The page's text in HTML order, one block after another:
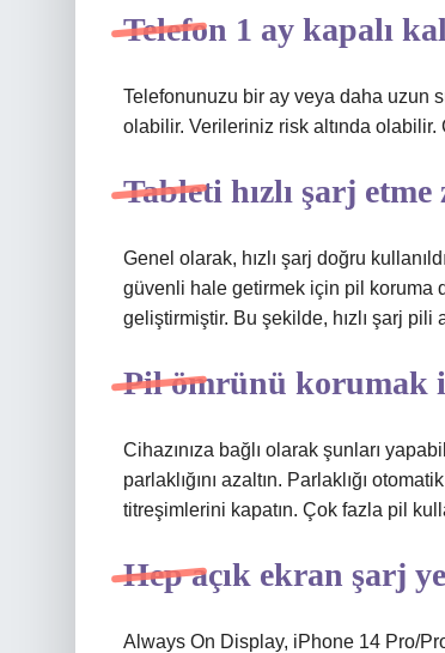
Telefon 1 ay kapalı
Telefonunuzu bir ay veya daha uzun
olabilir. Verileriniz risk altında olabilir.
Tableti hızlı şarj etme
Genel olarak, hızlı şarj doğru
güvenli hale getirmek için pil koruma
geliştirmiştir. Bu şekilde, hızlı şarj pili
Pil ömrünü korumak
Cihazınıza bağlı olarak şunları
parlaklığını azaltın. Parlaklığı
titreşimlerini kapatın. Çok fazla pil
Hep açık ekran şarj
Always On Display, iPhone 14 Pro/